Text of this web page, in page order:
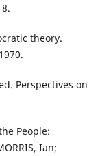
theory.
Perspectives on
People:
Ian;